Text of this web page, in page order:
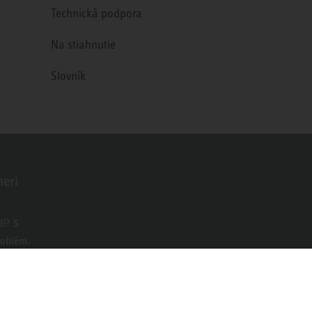
Technická podpora
Na stiahnutie
Slovník